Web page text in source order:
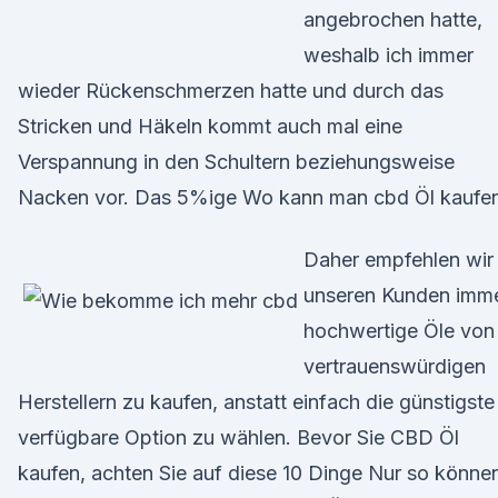
angebrochen hatte,
weshalb ich immer
wieder Rückenschmerzen hatte und durch das
Stricken und Häkeln kommt auch mal eine
Verspannung in den Schultern beziehungsweise
Nacken vor. Das 5%ige Wo kann man cbd Öl
Daher empfehlen wir
unseren Kunden
hochwertige Öle von
vertrauenswürdigen
Herstellern zu kaufen, anstatt einfach die günstigste
verfügbare Option zu wählen. Bevor Sie CBD Öl
kaufen, achten Sie auf diese 10 Dinge Nur so